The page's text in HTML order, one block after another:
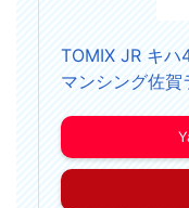
TOMIX JR キ
マンシング佐